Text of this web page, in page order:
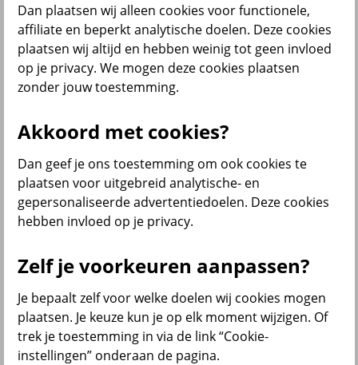
Inkomensverzekeringen
Diensten
VvE en Vastgoed
Dan plaatsen wij alleen cookies voor functionele,
affiliate en beperkt analytische doelen. Deze cookies
plaatsen wij altijd en hebben weinig tot geen invloed
op je privacy. We mogen deze cookies plaatsen
zonder jouw toestemming.
Akkoord met cookies?
Dan geef je ons toestemming om ook cookies te
plaatsen voor uitgebreid analytische- en
gepersonaliseerde advertentiedoelen. Deze cookies
hebben invloed op je privacy.
Zelf je voorkeuren aanpassen?
Je bepaalt zelf voor welke doelen wij cookies mogen
plaatsen. Je keuze kun je op elk moment wijzigen. Of
trek je toestemming in via de link “Cookie-
instellingen” onderaan de pagina.